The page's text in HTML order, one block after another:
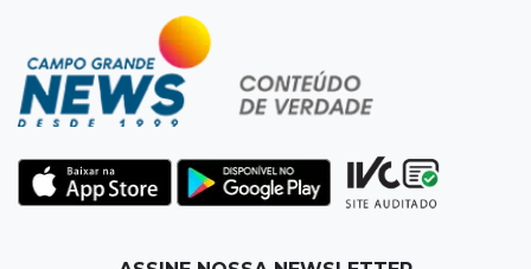
Jardim Itatiaia
Vigia é amarrado durante roubo de carro e
dois caminhões em pátio
Corinthians vence Bragantino por 2 a 0 e sobe
para 7º no Brasileirão